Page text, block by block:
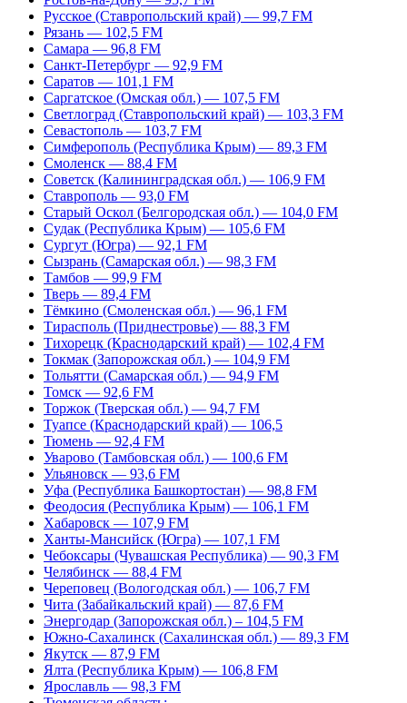
Русское (Ставропольский край) — 99,7 FM
Рязань — 102,5 FM
Самара — 96,8 FM
Санкт-Петербург — 92,9 FM
Саратов — 101,1 FM
Саргатское (Омская обл.) — 107,5 FM
Светлоград (Ставропольский край) — 103,3 FM
Севастополь — 103,7 FM
Симферополь (Республика Крым) — 89,3 FM
Смоленск — 88,4 FM
Советск (Калининградская обл.) — 106,9 FM
Ставрополь — 93,0 FM
Старый Оскол (Белгородская обл.) — 104,0 FM
Судак (Республика Крым) — 105,6 FM
Сургут (Югра) — 92,1 FM
Сызрань (Самарская обл.) — 98,3 FM
Тамбов — 99,9 FM
Тверь — 89,4 FM
Тёмкино (Смоленская обл.) — 96,1 FM
Тирасполь (Приднестровье) — 88,3 FM
Тихорецк (Краснодарский край) — 102,4 FM
Токмак (Запорожская обл.) — 104,9 FM
Тольятти (Самарская обл.) — 94,9 FM
Томск — 92,6 FM
Торжок (Тверская обл.) — 94,7 FM
Туапсе (Краснодарский край) — 106,5
Тюмень — 92,4 FM
Уварово (Тамбовская обл.) — 100,6 FM
Ульяновск — 93,6 FM
Уфа (Республика Башкортостан) — 98,8 FM
Феодосия (Республика Крым) — 106,1 FM
Хабаровск — 107,9 FM
Ханты-Мансийск (Югра) — 107,1 FM
Чебоксары (Чувашская Республика) — 90,3 FM
Челябинск — 88,4 FM
Череповец (Вологодская обл.) — 106,7 FM
Чита (Забайкальский край) — 87,6 FM
Энергодар (Запорожская обл.) – 104,5 FM
Южно-Сахалинск (Сахалинская обл.) — 89,3 FM
Якутск — 87,9 FM
Ялта (Республика Крым) — 106,8 FM
Ярославль — 98,3 FM